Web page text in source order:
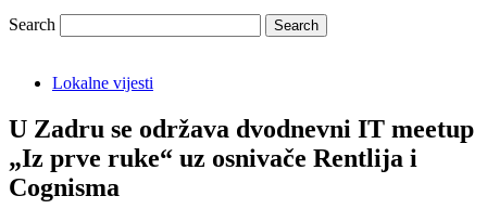
Search
Lokalne vijesti
U Zadru se održava dvodnevni IT meetup
„Iz prve ruke“ uz osnivače Rentlija i
Cognisma